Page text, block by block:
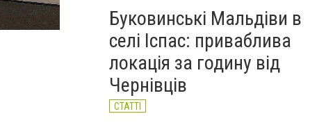
області обмежили рух
великовагового транспорту
НОВИНИ
ВчораБуковинські Мальдіви в
селі Іспас: приваблива
локація за годину від
Чернівців
СТАТТІ